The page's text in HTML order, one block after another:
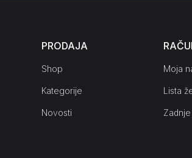
PRODAJA
Shop
Kategorije
Novosti
Moja
Lista